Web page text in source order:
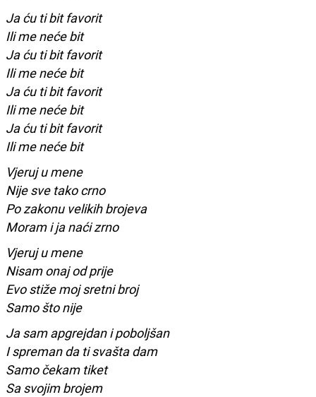
Ja ću ti bit favorit
Ili me neće bit
Ja ću ti bit favorit
Ili me neće bit
Ja ću ti bit favorit
Ili me neće bit
Ja ću ti bit favorit
Ili me neće bit
Vjeruj u mene
Nije sve tako crno
Po zakonu velikih brojeva
Moram i ja naći zrno
Vjeruj u mene
Nisam onaj od prije
Evo stiže moj sretni broj
Samo što nije
Ja sam apgrejdan i poboljšan
I spreman da ti svašta dam
Samo čekam tiket
Sa svojim brojem